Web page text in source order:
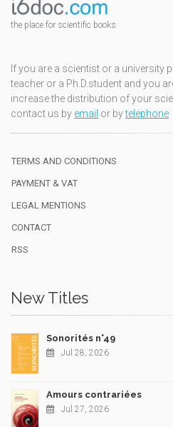
the place for scientific books
If you are a scientist or a university
teacher or a Ph.D.student and you
increase the distribution of your
contact us by email or bytelephone
TERMS AND CONDITIONS
PAYMENT & VAT
LEGAL MENTIONS
CONTACT
RSS
New Titles
Sonorités n°49
Jul 28, 2026
Amours contrariées
Jul 27, 2026